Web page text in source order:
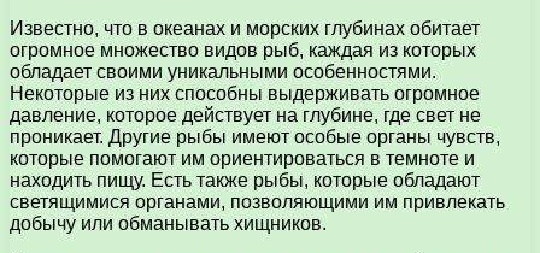
Известно, что в океанах и морских глубинах обитает
огромное множество видов рыб, каждая из которых
обладает своими уникальными особенностями.
Некоторые из них способны выдерживать огромное
давление, которое действует на глубине, где свет не
проникает. Другие рыбы имеют особые органы чувств,
которые помогают им ориентироваться в темноте и
находить пищу. Есть также рыбы, которые обладают
светящимися органами, позволяющими им привлекать
добычу или обманывать хищников.